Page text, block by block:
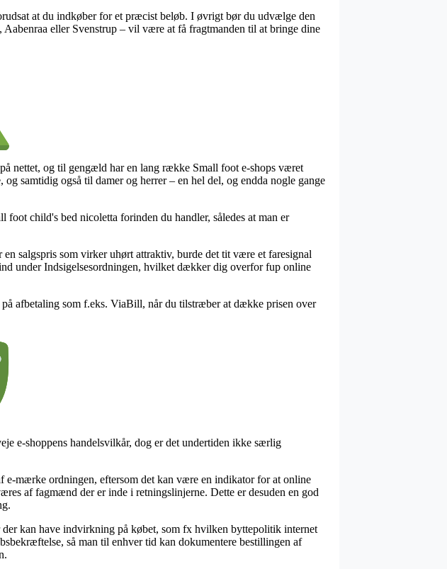
at du indkøber for et præcist beløb. I øvrigt bør du udvælge den
eller Svenstrup – vil være at få fragtmanden til at bringe dine
nettet, og til gengæld har en lang række Small foot e-shops været
samtidig også til damer og herrer – en hel del, og endda nogle gange
child's bed nicoletta forinden du handler, således at man er
salgspris som virker uhørt attraktiv, burde det tit være et faresignal
under Indsigelsesordningen, hvilket dækker dig overfor fup online
afbetaling som f.eks. ViaBill, når du tilstræber at dække prisen over
e-shoppens handelsvilkår, dog er det undertiden ikke særlig
e-mærke ordningen, eftersom det kan være en indikator for at online
af fagmænd der er inde i retningslinjerne. Dette er desuden en god
kan have indvirkning på købet, som fx hvilken byttepolitik internet
så man til enhver tid kan dokumentere bestillingen af